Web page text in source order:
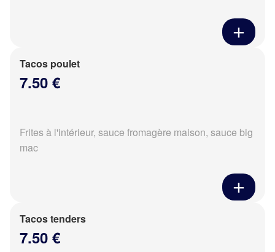
Tacos poulet
7.50 €
Frites à l'intérieur, sauce fromagère maison, sauce big
mac
Tacos tenders
7.50 €